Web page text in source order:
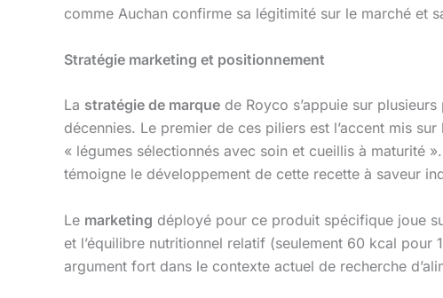
comme Auchan confirme sa légitimité sur le marché et
Stratégie marketing et positionnement
La stratégie de marque de Royco s’appuie sur
décennies. Le premier de ces piliers est l’accent mis sur
« légumes sélectionnés avec soin et cueillis à maturité
témoigne le développement de cette recette à saveur
Le marketing déployé pour ce produit spécifique joue
et l’équilibre nutritionnel relatif (seulement 60 kcal pour
argument fort dans le contexte actuel de recherche